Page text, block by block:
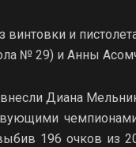
винтовки и
№ 29) и Анны
Диана
чемпионами
196 очков из